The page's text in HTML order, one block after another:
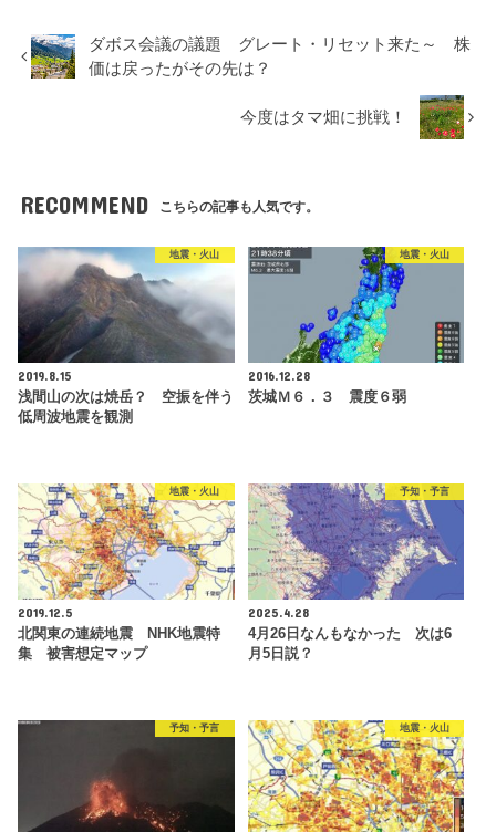
ダボス会議の議題 グレート・リセット来た～ 株
価は戻ったがその先は？
今度はタマ畑に挑戦！
RECOMMEND こちらの記事も人気です。
地震・火山
2019.8.15
浅間山の次は焼岳？ 空振を伴う
低周波地震を観測
地震・火山
2016.12.28
茨城Ｍ６．３ 震度６弱
地震・火山
2019.12.5
北関東の連続地震 NHK地震特
集 被害想定マップ
予知・予言
2025.4.28
4月26日なんもなかった 次は6
月5日説？
予知・予言 地震・火山